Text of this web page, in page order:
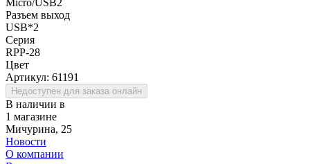
Разъем выход
USB*2
Серия
RPP-28
Цвет
Артикул: 61191
Недоступен для заказа онлайн
В наличии в
1 магазине
Мичурина, 25
Новости
О компании